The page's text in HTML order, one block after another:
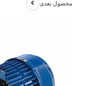
محصول بعدی